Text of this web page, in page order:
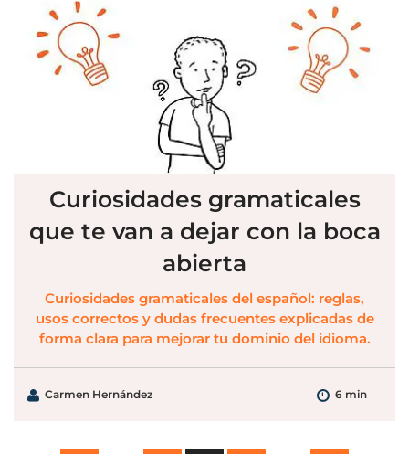
Curiosidades gramaticales
que te van a dejar con la boca
abierta
Curiosidades gramaticales del español: reglas,
usos correctos y dudas frecuentes explicadas de
forma clara para mejorar tu dominio del idioma.
Carmen Hernández 6 min